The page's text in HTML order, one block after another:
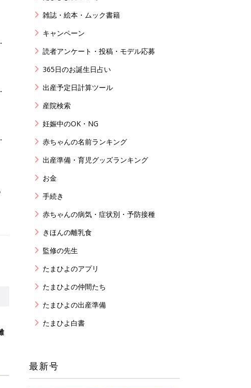
雑誌・絵本・ムック書籍
キャンペーン
読者アンケート・投稿・モデル応募
365日のお誕生日占い
出産予定日計算ツール
産院検索
妊娠中のOK・NG
赤ちゃんの名前ランキング
出産準備・育児グッズランキング
お金
手続き
赤ちゃんの病気・症状別・予防接種
きほんの離乳食
監修の先生
たまひよのアプリ
たまひよの仲間たち
たまひよの出産準備
たまひよ白書
最新号